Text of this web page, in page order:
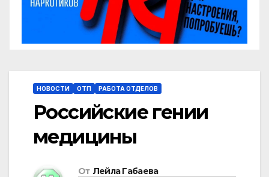
НОВОСТИ ОТП РАБОТА ОТДЕЛОВ
Российские гении
медицины
От Лейла Габаева